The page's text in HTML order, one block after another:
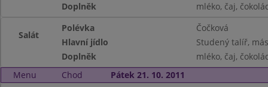
Doplněk
mléko, čaj,
Salát
Polévka
Čočková
Hlavní jídlo
Studený talíř,
Doplněk
mléko, čaj,
Menu
Chod Pátek 21. 10. 2011